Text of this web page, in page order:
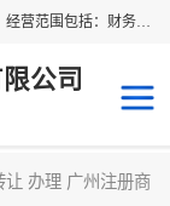
佛山市领云财务顾问有限公司注册地位于佛山市禅城区。经营范围包括：财务咨询，税务服务，企业管理咨询，信息咨询服务，法律咨询顾问，商务代理代办等服务；主要项目有：代理记账，旧账账务处理，疑难账务处理，建账审账；纳税申报，网上申请发票，企业税务分析、审查与评估；注册个体工商户，注册公司，公司注销；企业名称、地址、法人、股东、经营范围、营业期限等资料变更；商标注册、商标转让。财税审计、税务咨询、公司年审。
公司
让 办理 广州注册商